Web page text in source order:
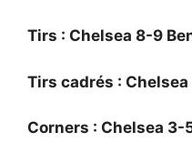
Tirs : Chelsea 8-9
Tirs cadrés :
Corners : Chelsea 3-